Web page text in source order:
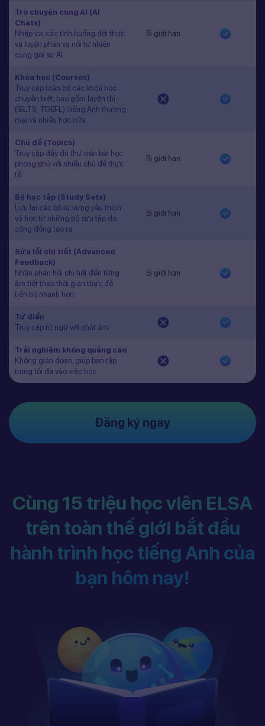
Trò chuyện cùng AI (AI
Chats)
Nhập vai các tình huống đời thực
và luyện phản xạ nói tự nhiên
cùng gia sư AI.
Bị giới hạn
Khóa học (Courses)
Truy cập toàn bộ các khóa học
chuyên biệt, bao gồm luyện thi
(IELTS, TOEFL), tiếng Anh thương
mại và nhiều hơn nữa.
Chủ đề (Topics)
Truy cập đầy đủ thư viện bài học
phong phú với nhiều chủ đề thực
tế.
Bị giới hạn
Bộ học tập (Study Sets)
Lưu lại các bộ từ vựng yêu thích
và học từ những bộ sưu tập do
cộng đồng tạo ra.
Bị giới hạn
Sửa lỗi chi tiết (Advanced
Feedback)
Nhận phản hồi chi tiết đến từng
âm tiết theo thời gian thực để
tiến bộ nhanh hơn.
Bị giới hạn
Từ điển
Truy cập từ ngữ với phát âm
Trải nghiệm không quảng cáo
Không gián đoạn, giúp bạn tập
trung tối đa vào việc học.
Đăng ký ngay
Cùng 15 triệu học viên ELSA
trên toàn thế giới bắt đầu
hành trình học tiếng Anh của
bạn hôm nay!